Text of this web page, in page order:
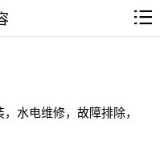
水电维修，故障排除，